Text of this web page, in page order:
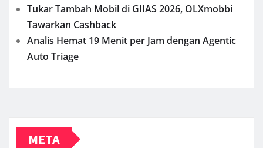
Tukar Tambah Mobil di GIIAS 2026, OLXmobbi
Tawarkan Cashback
Analis Hemat 19 Menit per Jam dengan Agentic
Auto Triage
META